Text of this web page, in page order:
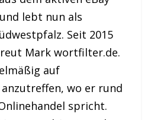
lebt nun als
Seit 2015
Mark wortfilter.de.
auf
wo er rund
spricht.